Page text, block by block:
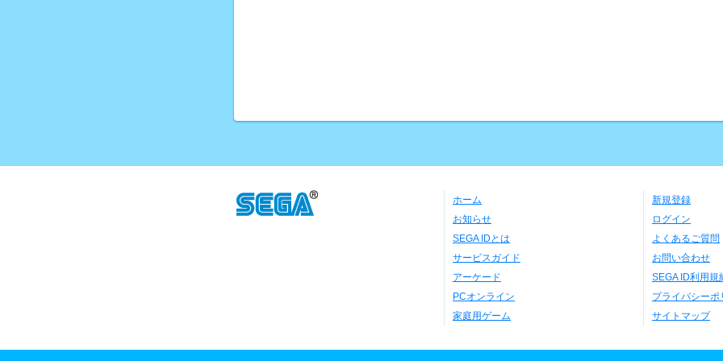
ホーム
お知らせ
SEGA IDとは
サービスガイド
アーケード
PCオンライン
家庭用ゲーム
新規登録
ログイン
よくあるご質問
お問い合わせ
SEGA ID利用規
プライバシーポ
サイトマップ